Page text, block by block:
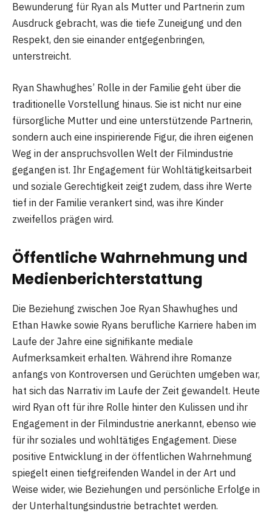
Bewunderung für Ryan als Mutter und Partnerin zum
Ausdruck gebracht, was die tiefe Zuneigung und den
Respekt, den sie einander entgegenbringen,
unterstreicht​​.
Ryan Shawhughes’ Rolle in der Familie geht über die
traditionelle Vorstellung hinaus. Sie ist nicht nur eine
fürsorgliche Mutter und eine unterstützende Partnerin,
sondern auch eine inspirierende Figur, die ihren eigenen
Weg in der anspruchsvollen Welt der Filmindustrie
gegangen ist. Ihr Engagement für Wohltätigkeitsarbeit
und soziale Gerechtigkeit zeigt zudem, dass ihre Werte
tief in der Familie verankert sind, was ihre Kinder
zweifellos prägen wird​​.
Öffentliche Wahrnehmung und
Medienberichterstattung
Die Beziehung zwischen Joe Ryan Shawhughes und
Ethan Hawke sowie Ryans berufliche Karriere haben im
Laufe der Jahre eine signifikante mediale
Aufmerksamkeit erhalten. Während ihre Romanze
anfangs von Kontroversen und Gerüchten umgeben war,
hat sich das Narrativ im Laufe der Zeit gewandelt. Heute
wird Ryan oft für ihre Rolle hinter den Kulissen und ihr
Engagement in der Filmindustrie anerkannt, ebenso wie
für ihr soziales und wohltätiges Engagement. Diese
positive Entwicklung in der öffentlichen Wahrnehmung
spiegelt einen tiefgreifenden Wandel in der Art und
Weise wider, wie Beziehungen und persönliche Erfolge in
der Unterhaltungsindustrie betrachtet werden​​.